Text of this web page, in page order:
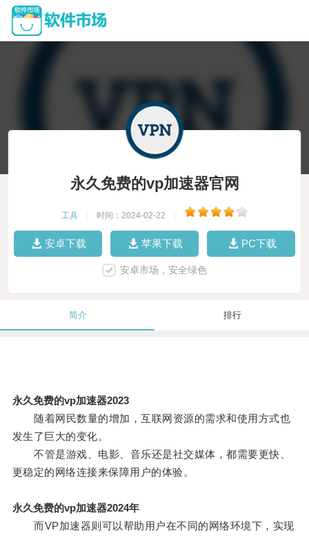
永久免费的vp加速器官网
工具 时间：2024-02-22
安卓下载 苹果下载 PC下载
安卓市场，安全绿色
简介 排行
永久免费的vp加速器2023
随着网民数量的增加，互联网资源的需求和使用方式也
发生了巨大的变化。
不管是游戏、电影、音乐还是社交媒体，都需要更快、
更稳定的网络连接来保障用户的体验。
永久免费的vp加速器2024年
而VP加速器则可以帮助用户在不同的网络环境下，实现